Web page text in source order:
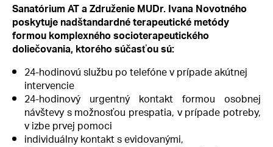
Sanatórium AT a Združenie MUDr. Ivana Novotného
poskytuje nadštandardné terapeutické metódy
formou komplexného socioterapeutického
doliečovania, ktorého súčasťou sú:
24-hodinovú službu po telefóne v prípade akútnej
intervencie
24-hodinový urgentný kontakt formou osobnej
návštevy s možnosťou prespatia, v prípade potreby,
v izbe prvej pomoci
individuálny kontakt s evidovanými,